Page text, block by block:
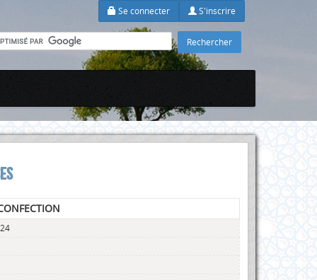
Se connecter S'inscrire